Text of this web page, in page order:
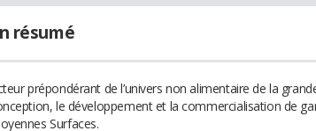
résumé
prépondérant de l’univers non alimentaire de la
le développement et la commercialisation de
Surfaces.